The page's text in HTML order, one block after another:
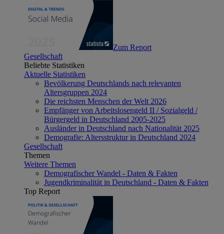
Zum Report
Gesellschaft
Beliebte Statistiken
Aktuelle Statistiken
Bevölkerung Deutschlands nach relevanten
Altersgruppen 2024
Die reichsten Menschen der Welt 2026
Empfänger von Arbeitslosengeld II / Sozialgeld /
Bürgergeld in Deutschland 2005-2025
Ausländer in Deutschland nach Nationalität 2025
Demografie: Altersstruktur in Deutschland 2024
Gesellschaft
Themen
Weitere Themen
Demografischer Wandel - Daten & Fakten
Jugendkriminalität in Deutschland - Daten & Fakten
Top Report